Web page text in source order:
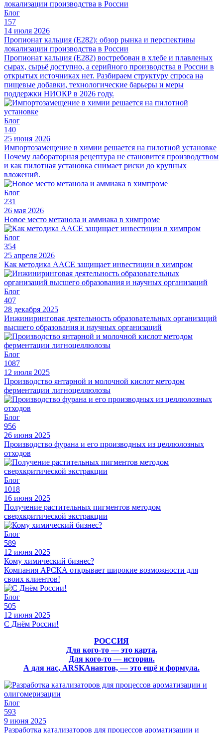
Блог
157
14 июля 2026
Пропионат кальция (E282): обзор рынка и перспективы
локализации производства в России
Пропионат кальция (E282) востребован в хлебе и плавленых
сырах, сырьё доступно, а серийного производства в России в
открытых источниках нет. Разбираем структуру спроса на
пищевые добавки, технологические барьеры и меры
поддержки НИОКР в 2026 году.
Блог
140
25 июня 2026
Импортозамещение в химии решается на пилотной установке
Почему лабораторная рецептура не становится производством
и как пилотная установка снимает риски до крупных
вложений.
Блог
231
26 мая 2026
Новое место метанола и аммиака в химпроме
Блог
354
25 апреля 2026
Как методика AACE защищает инвестиции в химпром
Блог
407
28 декабря 2025
Инжиниринговая деятельность образовательных организаций
высшего образования и научных организаций
Блог
1087
12 июля 2025
Производство янтарной и молочной кислот методом
ферментации лигноцеллюлозы
Блог
956
26 июня 2025
Производство фурана и его производных из целлюлозных
отходов
Блог
1018
16 июня 2025
Получение растительных пигментов методом
сверхкритической экстракции
Блог
589
12 июня 2025
Кому химический бизнес?
Компания АРСКА открывает широкие возможности для
своих клиентов!
Блог
505
12 июня 2025
С Днём России!
РОССИЯ
Для кого-то — это карта.
Для кого-то — история.
А для нас, ARSKAнавтов, — это ещё и формула.
Блог
593
9 июня 2025
Разработка катализаторов для процессов ароматизации и